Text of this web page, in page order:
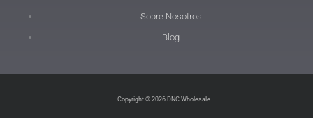
Sobre Nosotros
Blog
Copyright © 2026 DNC Wholesale